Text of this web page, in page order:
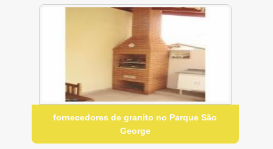
fornecedores de granito no Parque São
George